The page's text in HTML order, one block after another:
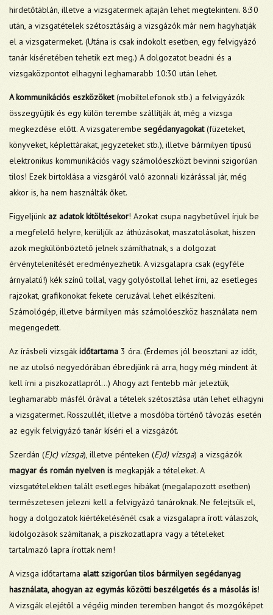
hirdetőtáblán, illetve a vizsgatermek ajtaján lehet megtekinteni. 8:30
után, a vizsgatételek szétosztásáig a vizsgázók már nem hagyhatják
el a vizsgatermeket. (Utána is csak indokolt esetben, egy felvigyázó
tanár kíséretében tehetik ezt meg.) A dolgozatot beadni és a
vizsgaközpontot elhagyni leghamarabb 10:30 után lehet.
A kommunikációs eszközöket(mobiltelefonok stb.) a felvigyázók
összegyűjtik és egy külön terembe szállítják át, még a vizsga
megkezdése előtt. A vizsgaterembe segédanyagokat(füzeteket,
könyveket, képlettárakat, jegyzeteket stb.), illetve bármilyen típusú
elektronikus kommunikációs vagy számolóeszközt bevinni szigorúan
tilos! Ezek birtoklása a vizsgáról való azonnali kizárással jár, még
akkor is, ha nem használták őket.
Figyeljünk az adatok kitöltésekor! Azokat csupa nagybetűvel írjuk be
a megfelelő helyre, kerüljük az áthúzásokat, maszatolásokat, hiszen
azok megkülönböztető jelnek számíthatnak, s a dolgozat
érvénytelenítését eredményezhetik. A vizsgalapra csak (egyféle
árnyalatú!) kék színű tollal, vagy golyóstollal lehet írni, az esetleges
rajzokat, grafikonokat fekete ceruzával lehet elkészíteni.
Számológép, illetve bármilyen más számolóeszköz használata nem
megengedett.
Az írásbeli vizsgák időtartama 3 óra. (Érdemes jól beosztani az időt,
ne az utolsó negyedórában ébredjünk rá arra, hogy még mindent át
kell írni a piszkozatlapról…) Ahogy azt fentebb már jeleztük,
leghamarabb másfél órával a tételek szétosztása után lehet elhagyni
a vizsgatermet. Rosszullét, illetve a mosdóba történő távozás esetén
az egyik felvigyázó tanár kíséri el a vizsgázót.
Szerdán (E)c) vizsga), illetve pénteken (E)d) vizsga) a vizsgázók
magyar és román nyelven is megkapják a tételeket. A
vizsgatételekben talált esetleges hibákat (megalapozott esetben)
természetesen jelezni kell a felvigyázó tanároknak. Ne felejtsük el,
hogy a dolgozatok kiértékelésénél csak a vizsgalapra írott válaszok,
kidolgozások számítanak, a piszkozatlapra vagy a tételeket
tartalmazó lapra írottak nem!
A vizsga időtartama alatt szigorúan tilos bármilyen segédanyag
használata, ahogyan az egymás közötti beszélgetés és a másolás is!
A vizsgák elejétől a végéig minden teremben hangot és mozgóképet